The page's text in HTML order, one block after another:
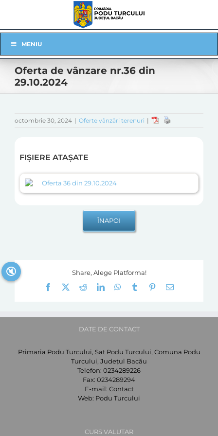
Navigation
MENIU
Oferta de vânzare nr.36 din
29.10.2024
octombrie 30, 2024 | Oferte vânzări terenuri |
FIȘIERE ATAȘATE
Oferta 36 din 29.10.2024
Share, Alege Platforma!
Facebook
RedditLinkedInWhatsApp
Tumblr Pinterest
E-
DATE DE CONTACT
Primaria Podu Turcului, Sat Podu Turcului, Comuna Podu
Turcului, Județul Bacău
Telefon: 0234289226
Fax: 0234289294
E-mail: Contact
Web: Podu Turcului
CURS VALUTAR
🔇